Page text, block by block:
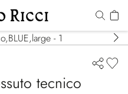
tecnico